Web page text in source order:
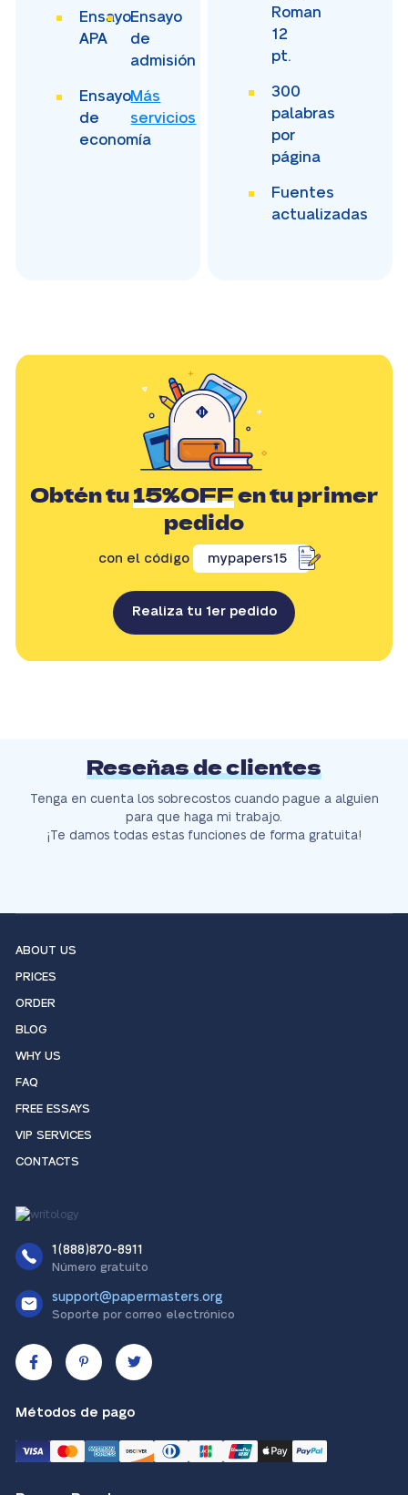
Ensayo
APA
Ensayo
de
admisión
Ensayo
de
economía
Más
servicios
Roman
12
pt.
300
palabras
por
página
Fuentes
actualizadas
Obtén tu15%OFFen tu primer
pedido
con el código mypapers15
Realiza tu 1er pedido
Reseñas de clientes
Tenga en cuenta los sobrecostos cuando pague a alguien
para que haga mi trabajo.
¡Te damos todas estas funciones de forma gratuita!
ABOUT US
PRICES
ORDER
BLOG
WHY US
FAQ
FREE ESSAYS
VIP SERVICES
CONTACTS
1(888)870-8911
Número gratuito
support@papermasters.org
Soporte por correo electrónico
Métodos de pago